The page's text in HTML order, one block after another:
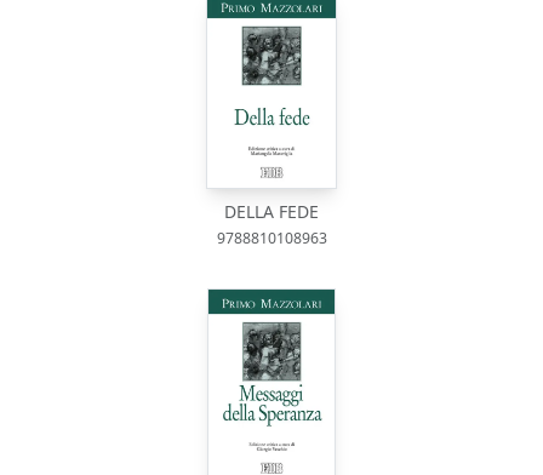
DELLA FEDE
9788810108963